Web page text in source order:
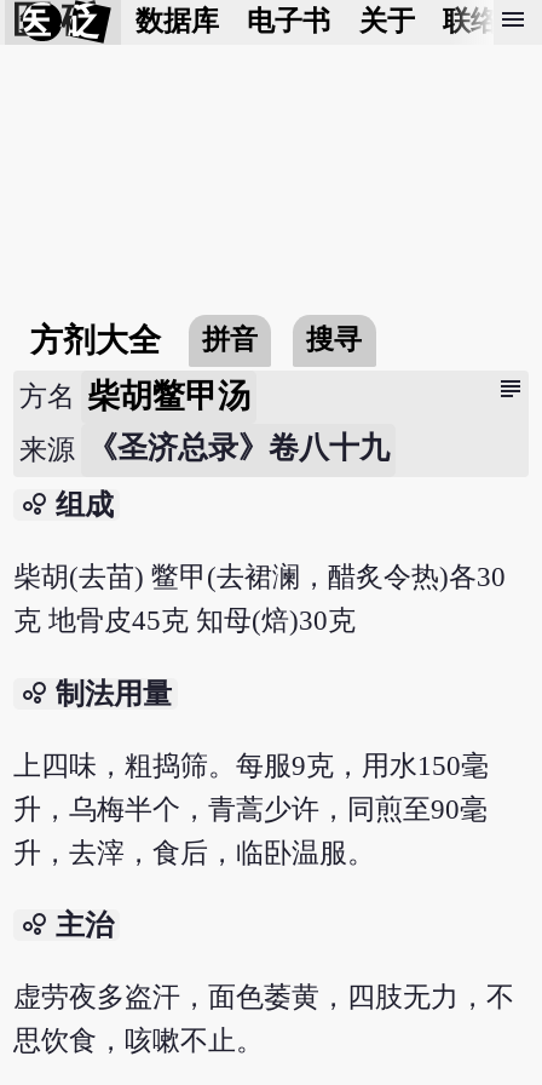
医 砭 数据库 电子书 关于 联络我
menu
方剂大全 拼音 搜寻
subject
方名 柴胡鳖甲汤
来源 《圣济总录》卷八十九
bubble_chart 组成
柴胡(去苗) 鳖甲(去裙澜，醋炙令热)各30
克 地骨皮45克 知母(焙)30克
bubble_chart 制法用量
上四味，粗捣筛。每服9克，用水150毫
升，乌梅半个，青蒿少许，同煎至90毫
升，去滓，食后，临卧温服。
bubble_chart 主治
虚劳夜多盗汗，面色萎黄，四肢无力，不
思饮食，咳嗽不止。